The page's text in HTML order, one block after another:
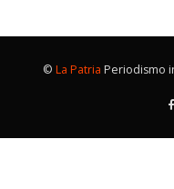
© La Patria Periodismo